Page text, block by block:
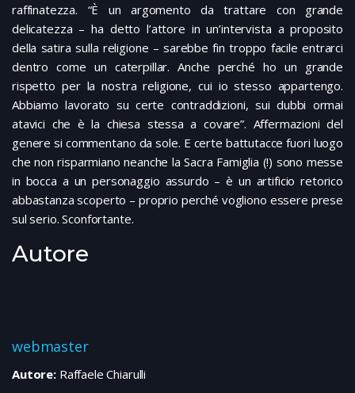
raffinatezza. “È un argomento da trattare con grande
delicatezza – ha detto l’attore in un’intervista a proposito
della satira sulla religione – sarebbe fin troppo facile entrarci
dentro come un caterpillar. Anche perché ho un grande
rispetto per la nostra religione, cui io stesso appartengo.
Abbiamo lavorato su certe contraddizioni, sui dubbi ormai
atavici che è la chiesa stessa a covare”. Affermazioni del
genere si commentano da sole. E certe battutacce fuori luogo
che non risparmiano neanche la Sacra Famiglia (!) sono messe
in bocca a un personaggio assurdo – è un artificio retorico
abbastanza scoperto – proprio perché vogliono essere prese
sul serio. Sconfortante.
Autore
webmaster
Autore:Raffaele Chiarulli